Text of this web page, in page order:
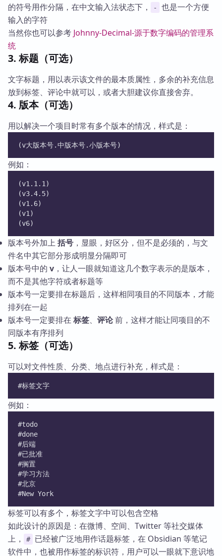
的符号用作分隔，在中文输入法状态下，
-
也是一个方便
输入的字符
当然你也可以参考 Johnny-Decimal-源于数字编码的管理系
统
3. 标题（可选）
文字标题，用以表示该文件的最本质属性，多余的补充信息
放到标签、评论中就可以，或者大胆建议你直接舍弃。
4. 版本（可选）
用以解决一个项目时常有多个版本的情况，样式是：
(v大版本号.中版本号.小版本号)
例如：
(v1.1.1)
(v3.4.5)
(v1.6)
(v1)
(v6)
版本号外加上 括号 ，显眼，好区分，但不是必须的，与文
件名中其它部分形成明显分隔即可
版本号中的 v ，让人一眼就知道这几个数字表示的是版本，
而不是其他字符或者标题等
版本号一定要排在标题后，这样相同项目的不同版本，才能
排列在一起
版本号一定要排在 标签、 评论前，这样才能让同项目的不
同版本有序排列
5. 标签（可选）
可以对文件性质、分类、地点进行补充，样式是：
#标签文字
例如：
#todo
#done
#后端
#已批准
#搁置
#学习方法
#北京
#New York
标签可以有多个，标签文字中可以包含空格
如此设计的原因是：在微博、空间、Twitter 等社交媒体
上，
#
已经被广泛地用作话题标签，在 Obsidian 等笔记
软件中，也被用作标签的标识符，用户可以一眼就下意识地